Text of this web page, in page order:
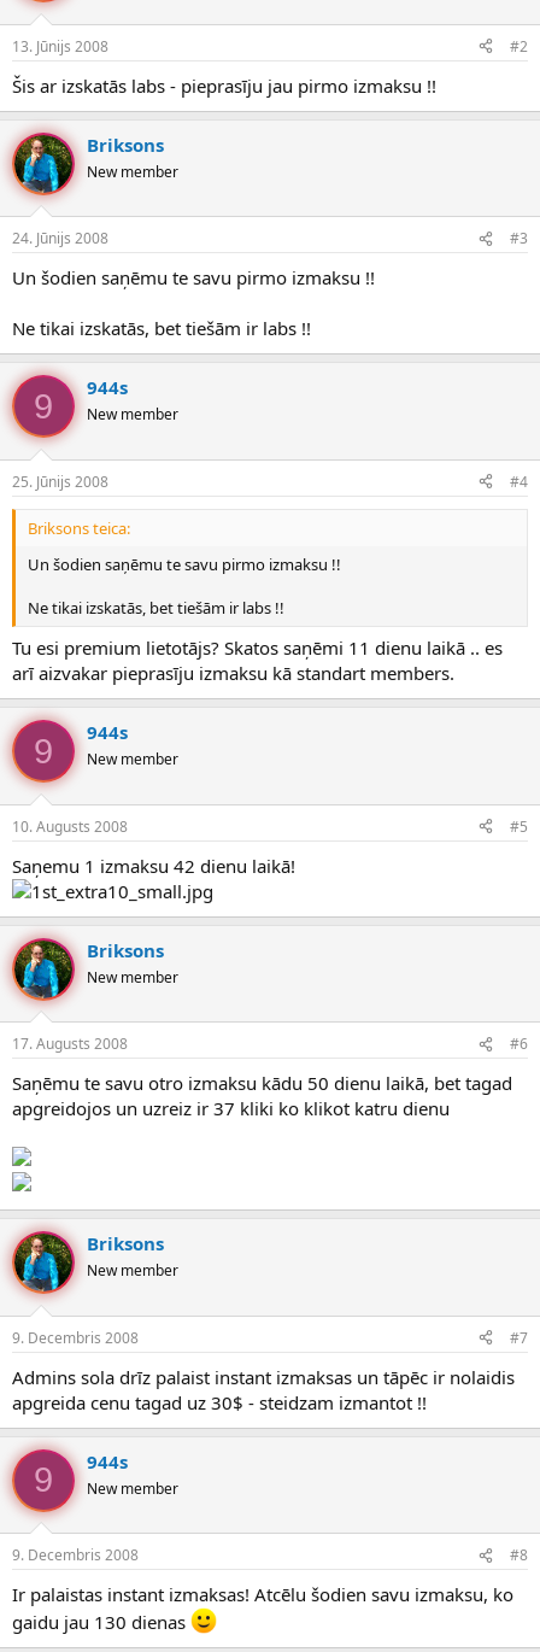
13. Jūnijs 2008 #2
Šis ar izskatās labs - pieprasīju jau pirmo izmaksu !!
Briksons
New member
24. Jūnijs 2008 #3
Un šodien saņēmu te savu pirmo izmaksu !!
Ne tikai izskatās, bet tiešām ir labs !!
9 944s
New member
25. Jūnijs 2008 #4
Briksons teica:
Un šodien saņēmu te savu pirmo izmaksu !!
Ne tikai izskatās, bet tiešām ir labs !!
Tu esi premium lietotājs? Skatos saņēmi 11 dienu laikā .. es
arī aizvakar pieprasīju izmaksu kā standart members.
9 944s
New member
10. Augusts 2008 #5
Saņemu 1 izmaksu 42 dienu laikā!
Briksons
New member
17. Augusts 2008 #6
Saņēmu te savu otro izmaksu kādu 50 dienu laikā, bet tagad
apgreidojos un uzreiz ir 37 kliki ko klikot katru dienu
Briksons
New member
9. Decembris 2008 #7
Admins sola drīz palaist instant izmaksas un tāpēc ir nolaidis
apgreida cenu tagad uz 30$ - steidzam izmantot !!
9 944s
New member
9. Decembris 2008 #8
Ir palaistas instant izmaksas! Atcēlu šodien savu izmaksu, ko
gaidu jau 130 dienas